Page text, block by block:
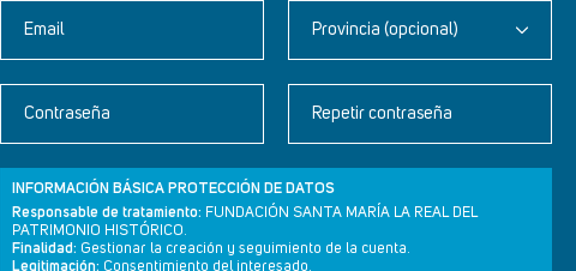
Email Provincia (opcional)
Contraseña Repetir contraseña
INFORMACIÓN BÁSICA PROTECCIÓN DE DATOS
Responsable de tratamiento: FUNDACIÓN SANTA MARÍA LA REAL DEL
PATRIMONIO HISTÓRICO.
Finalidad: Gestionar la creación y seguimiento de la cuenta.
Legitimación: Consentimiento del interesado.
Newsletter
Aviso legal
Política de privacidad
Política de cookies